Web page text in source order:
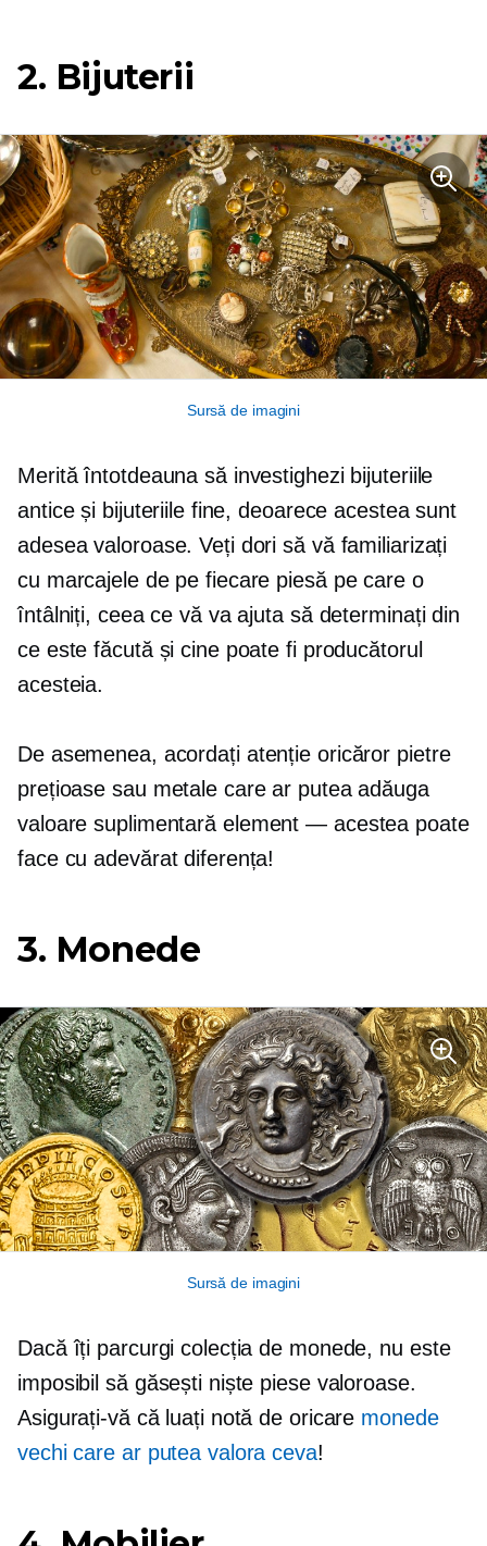
2. Bijuterii
Sursă de imagini
Merită întotdeauna să investighezi bijuteriile
antice și bijuteriile fine, deoarece acestea sunt
adesea valoroase. Veți dori să vă familiarizați
cu marcajele de pe fiecare piesă pe care o
întâlniți, ceea ce vă va ajuta să determinați din
ce este făcută și cine poate fi producătorul
acesteia.
De asemenea, acordați atenție oricăror pietre
prețioase sau metale care ar putea adăuga
valoare suplimentară element — acestea poate
face cu adevărat diferența!
3. Monede
Sursă de imagini
Dacă îți parcurgi colecția de monede, nu este
imposibil să găsești niște piese valoroase.
Asigurați-vă că luați notă de oricare monede
vechi care ar putea valora ceva!